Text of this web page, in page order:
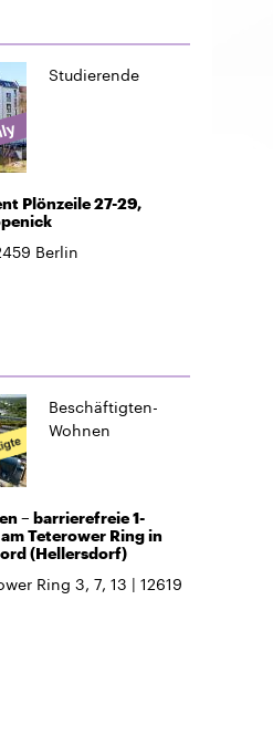
Studierende
Plönzeile 27-29,
Berlin
Beschäftigten-
Wohnen
– barrierefreie 1-
Teterower Ring in
(Hellersdorf)
Ring 3, 7, 13 12619